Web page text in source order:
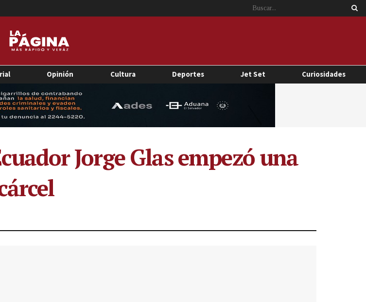
Opinión Cultura Deportes Jet Set Curiosidades
Jorge Glas empezó una